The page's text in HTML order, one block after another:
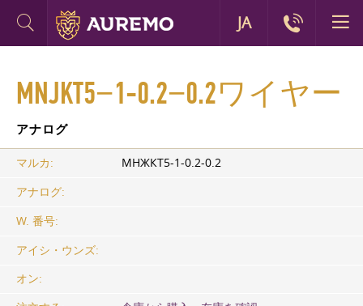
MNJKT5−1-0.2−0.2ワイヤー
アナログ
マルカ:
МНЖКТ5-1-0.2-0.2
アナログ:
W. 番号:
アイシ・ウンズ:
オン:
JA